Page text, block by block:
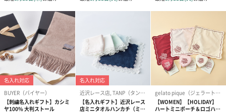
ゴールド（390円） ピンク（390円） グリーン（
生花
生花のブーケを同梱します。
※9-15時にご注文いただく場合、最短のお届け可能日が通常より
も1日遅くなります。